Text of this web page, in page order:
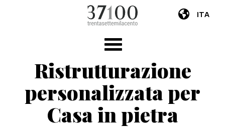
ITA
Ristrutturazione
personalizzata per
Casa in pietra